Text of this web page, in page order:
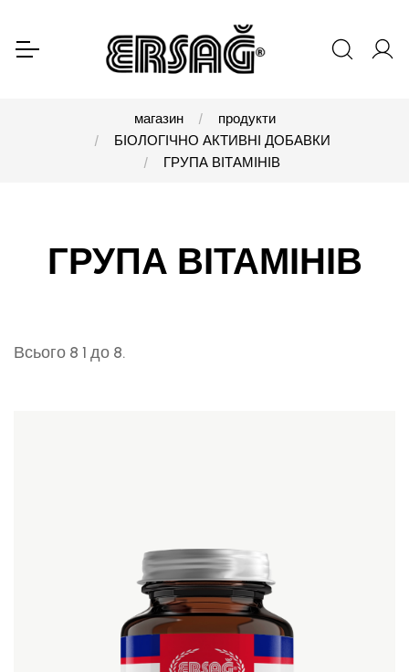
магазин
продукти
БІОЛОГІЧНО АКТИВНІ ДОБАВКИ
ГРУПА ВІТАМІНІВ
ГРУПА ВІТАМІНІВ
Всього 8 1 до 8.